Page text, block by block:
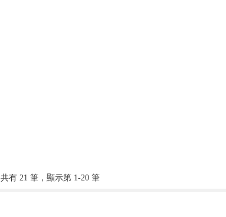
共有 21 筆，顯示第 1-20 筆